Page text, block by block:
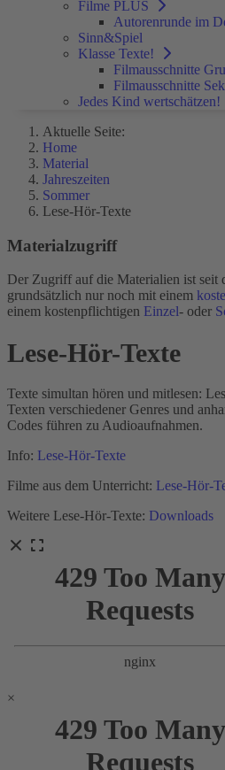
Filme PLUS
Autorenrunde im
Sinn&Spiel
Klasse Texte!
Filmausschnitte
Filmausschnitte
Jedes Kind wertschätzen!
Aktuelle Seite:
Home
Material
Jahreszeiten
Sommer
Lese-Hör-Texte
Materialzugriff
Der Zugriff auf die Materialien ist seit
grundsätzlich nur noch mit einem
einem kostenpflichtigen Einzel- oder
Lese-Hör-Texte
Texte simultan hören und mitlesen:
Texten verschiedener Genres und
Codes führen zu Audioaufnahmen.
Info: Lese-Hör-Texte
Filme aus dem Unterricht: Lese-Hör-
Weitere Lese-Hör-Texte: Downloads
×